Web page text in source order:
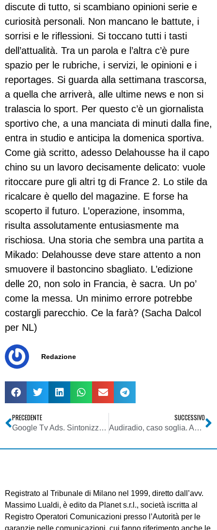
discute di tutto, si scambiano opinioni serie e
curiosità personali. Non mancano le battute, i
sorrisi e le riflessioni. Si toccano tutti i tasti
dell’attualità. Tra un parola e l’altra c’è pure
spazio per le rubriche, i servizi, le opinioni e i
reportages. Si guarda alla settimana trascorsa,
a quella che arriverà, alle ultime news e non si
tralascia lo sport. Per questo c’è un giornalista
sportivo che, a una manciata di minuti dalla fine,
entra in studio e anticipa la domenica sportiva.
Come già scritto, adesso Delahousse ha il capo
chino su un lavoro decisamente delicato: vuole
ritoccare pure gli altri tg di France 2. Lo stile da
ricalcare è quello del magazine. E forse ha
scoperto il futuro. L’operazione, insomma,
risulta assolutamente entusiasmente ma
rischiosa. Una storia che sembra una partita a
Mikado: Delahousse deve stare attento a non
smuovere il bastoncino sbagliato. L’edizione
delle 20, non solo in Francia, è sacra. Un po’
come la messa. Un minimo errore potrebbe
costargli parecchio. Ce la farà? (Sacha Dalcol
per NL)
Redazione
PRECEDENTE
Google Tv Ads. Sintonizzare il telespettatore è la prossima sfida per gli inserzionisti
SUCCESSIVO
Audiradio, caso soglia. Agcom sarebbe pronta a richiedere modifiche all’indagine per le locali
Registrato al Tribunale di Milano nel 1999, diretto dall’avv.
Massimo Lualdi, è edito da Planet s.r.l., società iscritta al
Registro Operatori Comunicazioni presso l’Autorità per le
garanzie nelle comunicazioni, cui fanno riferimento anche le